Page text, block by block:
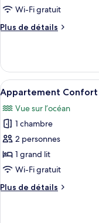
type
chambre :
Wi-Fi gratuit
Plus de détails
Plus
le
type
de
chambre
Appartement
Supérieur
Afficher
toutes
les
photos
pour
ce
type
chambre :
1
Appartement Confort
Vue sur l’océan
1 chambre
2 personnes
1 grand lit
Wi-Fi gratuit
Plus de détails
Plus